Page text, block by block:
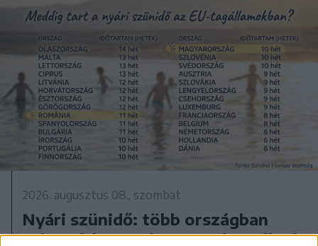
2026. augusztus 08., szombat
Nyári szünidő: több országban
szinte fele annyit tart, mint nálunk.